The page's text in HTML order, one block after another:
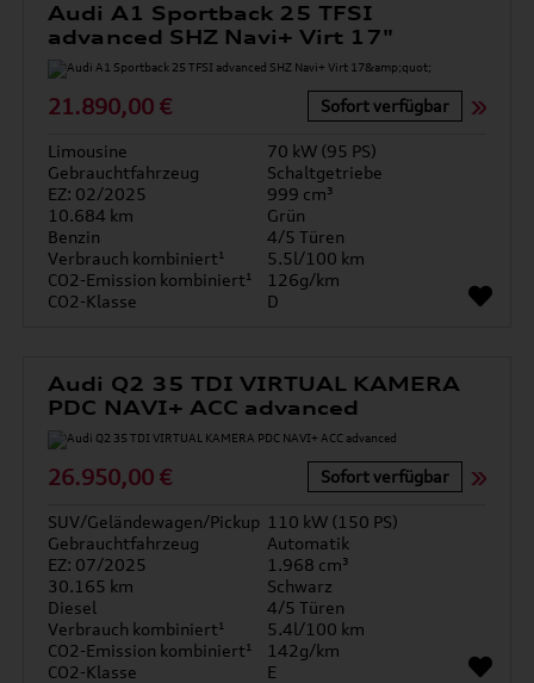
Audi A1 Sportback 25 TFSI
advanced SHZ Navi+ Virt 17"
21.890,00 € Sofort verfügbar
Limousine
70 kW (95 PS)
Gebrauchtfahrzeug
Schaltgetriebe
EZ: 02/2025
999 cm³
10.684 km
Grün
Benzin
4/5 Türen
Verbrauch kombiniert¹
5.5l/100 km
CO2-Emission kombiniert¹
126g/km
CO2-Klasse
D
Audi Q2 35 TDI VIRTUAL KAMERA
PDC NAVI+ ACC advanced
26.950,00 € Sofort verfügbar
SUV/Geländewagen/Pickup 110 kW (150 PS)
Gebrauchtfahrzeug
Automatik
EZ: 07/2025
1.968 cm³
30.165 km
Schwarz
Diesel
4/5 Türen
Verbrauch kombiniert¹
5.4l/100 km
CO2-Emission kombiniert¹
142g/km
CO2-Klasse
E